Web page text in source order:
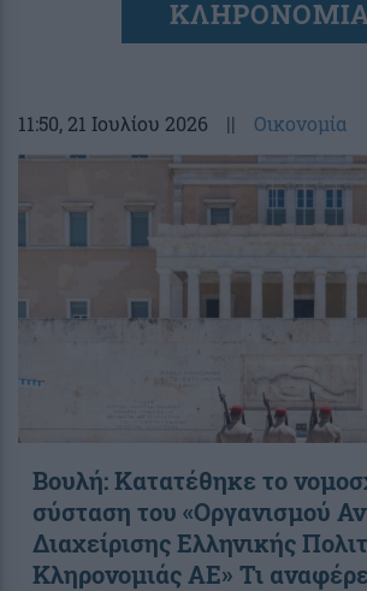
11:50, 21 Ιουλίου 2026 || Οικονομία
Βουλή: Κατατέθηκε το
σύσταση του «Οργανισμού
Διαχείρισης Ελληνικής
Κληρονομιάς ΑΕ» Τι